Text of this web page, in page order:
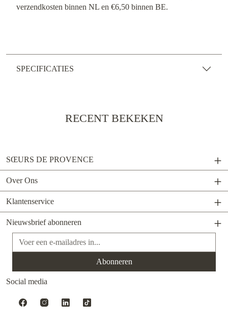
verzendkosten binnen NL en €6,50 binnen BE.
SPECIFICATIES
RECENT BEKEKEN
SŒURS DE PROVENCE
Over Ons
Klantenservice
Nieuwsbrief abonneren
E-mailadres*
Abonneren
Social media